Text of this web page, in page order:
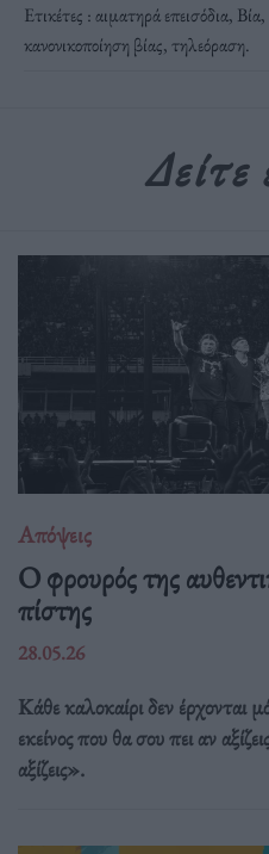
Ετικέτες :αιματηρά επεισόδια, Βία,
κανονικοποίηση βίας,τηλεόραση.
Δείτε
Απόψεις
O φρουρός της
πίστης
28.05.26
Κάθε καλοκαίρι δεν έρχονται
εκείνος που θα σου πει αν
αξίζεις».